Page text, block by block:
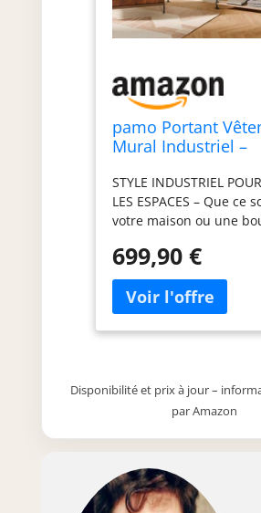
pamo Portant
Mural Industriel –
201x222x32 cm
STYLE INDUSTRIEL
LES ESPACES – Que ce
votre maison ou une
métal noir avec étagères
de chêne apporte une
loft élégante à chaque
CHARGE LOURDE DE 360
Grâce à ses tubes en
nombreux vêtements,
plus lourds – sans
vis, chevilles et
nécessaires. Montage
sans outils spécifiques.
699,90 €
Disponibilité et prix à jour –
par Amazon